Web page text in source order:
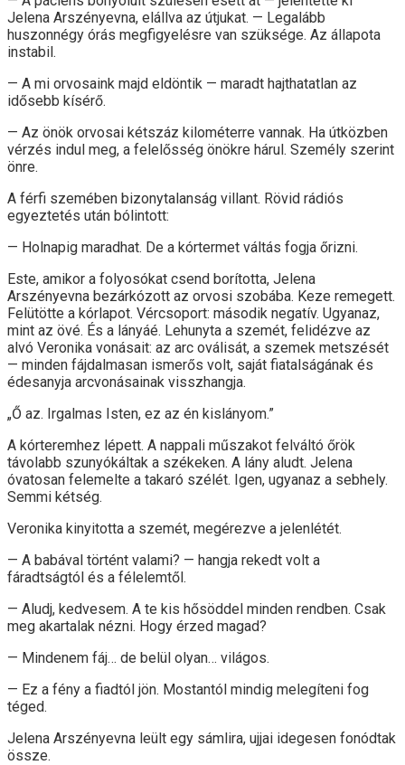
Jelena Arszényevna, elállva az útjukat. — Legalább
huszonnégy órás megfigyelésre van szüksége. Az állapota
instabil.
— A mi orvosaink majd eldöntik — maradt hajthatatlan az
idősebb kísérő.
— Az önök orvosai kétszáz kilométerre vannak. Ha útközben
vérzés indul meg, a felelősség önökre hárul. Személy szerint
önre.
A férfi szemében bizonytalanság villant. Rövid rádiós
egyeztetés után bólintott:
— Holnapig maradhat. De a kórtermet váltás fogja őrizni.
Este, amikor a folyosókat csend borította, Jelena
Arszényevna bezárkózott az orvosi szobába. Keze remegett.
Felütötte a kórlapot. Vércsoport: második negatív. Ugyanaz,
mint az övé. És a lányáé. Lehunyta a szemét, felidézve az
alvó Veronika vonásait: az arc oválisát, a szemek metszését
— minden fájdalmasan ismerős volt, saját fiatalságának és
édesanyja arcvonásainak visszhangja.
„Ő az. Irgalmas Isten, ez az én kislányom.”
A kórteremhez lépett. A nappali műszakot felváltó őrök
távolabb szunyókáltak a székeken. A lány aludt. Jelena
óvatosan felemelte a takaró szélét. Igen, ugyanaz a sebhely.
Semmi kétség.
Veronika kinyitotta a szemét, megérezve a jelenlétét.
— A babával történt valami? — hangja rekedt volt a
fáradtságtól és a félelemtől.
— Aludj, kedvesem. A te kis hősöddel minden rendben. Csak
meg akartalak nézni. Hogy érzed magad?
— Mindenem fáj… de belül olyan… világos.
— Ez a fény a fiadtól jön. Mostantól mindig melegíteni fog
téged.
Jelena Arszényevna leült egy sámlira, ujjai idegesen fonódtak
össze.